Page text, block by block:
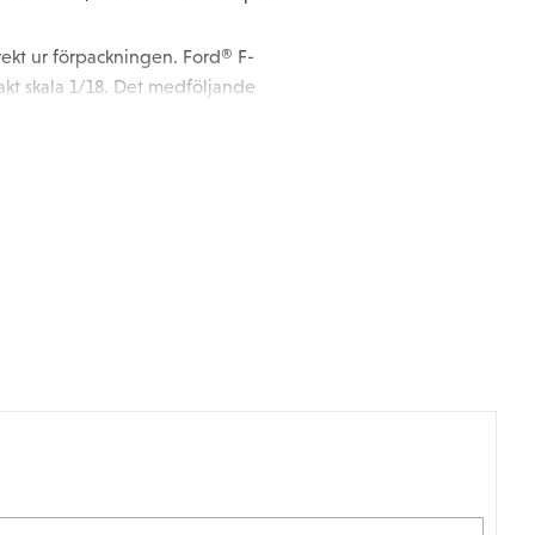
ur förpackningen. Ford® F-
skala 1/18. Det medföljande
autentiskt utseende. Sätt bara
hjulbaschassi och 9834